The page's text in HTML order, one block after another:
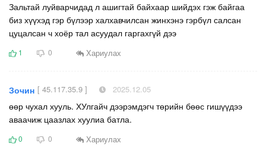
Зальтай луйварчидад л ашигтай байхаар шийдэх гэж байгаа
биз хүүхэд гэр бүлээр халхавчилсан жинхэнэ гэрбүл салсан
цуцалсан ч хоёр тал асуудал гаргахгүй дээ
1 0 Хариулах
Зочин [ 45.117.35.9 ] 2025.12.05
өөр чухал хууль. ХУлгайч дээрэмдэгч төрийн бөөс гишүүдээ
аваачиж цаазлах хуулиа батла.
0 0 Хариулах